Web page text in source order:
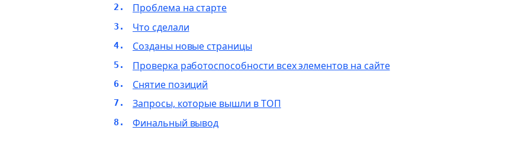
Проблема на старте
Что сделали
Созданы новые страницы
Проверка работоспособности всех элементов на сайте
Снятие позиций
Запросы, которые вышли в ТОП
Финальный вывод